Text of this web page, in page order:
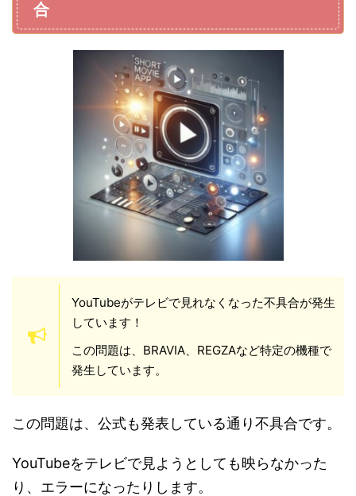
合
YouTubeがテレビで見れなくなった不具合が発生
しています！
この問題は、BRAVIA、REGZAなど特定の機種で
発生しています。
この問題は、公式も発表している通り不具合です。
YouTubeをテレビで見ようとしても映らなかった
り、エラーになったりします。